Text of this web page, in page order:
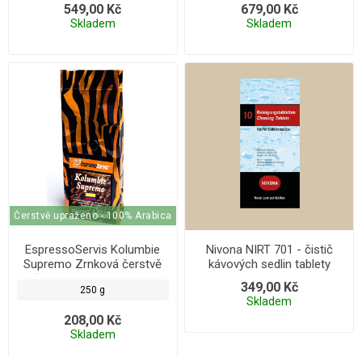
549,00 Kč
Skladem
679,00 Kč
Skladem
Čerstvě upraženo - 100% Arabica
EspressoServis Kolumbie
Supremo Zrnková čerstvě
pražená káva, 100 % arabica,
250 g
250 g
208,00 Kč
Skladem
Nivona NIRT 701 - čistič
kávových sedlin tablety
349,00 Kč
Skladem